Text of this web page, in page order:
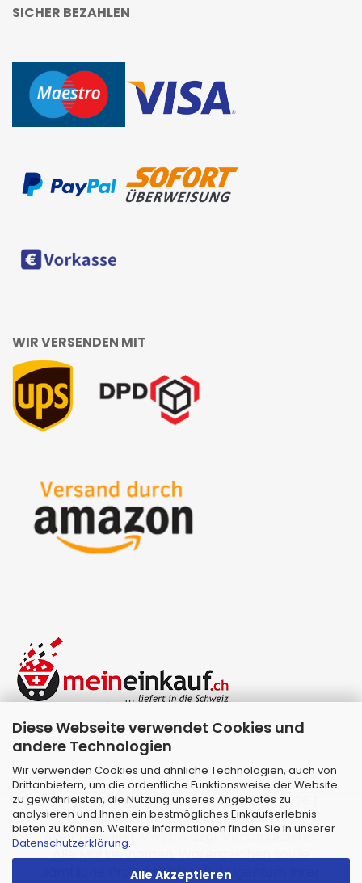
Diese Webseite verwendet Cookies und
andere Technologien
Wir verwenden Cookies und ähnliche Technologien, auch von
Drittanbietern, um die ordentliche Funktionsweise der Website
zu gewährleisten, die Nutzung unseres Angebotes zu
analysieren und Ihnen ein bestmögliches Einkaufserlebnis
bieten zu können. Weitere Informationen finden Sie in unserer
Datenschutzerklärung.
Alle Akzeptieren
SICHER BEZAHLEN
WIR VERSENDEN MIT
Webshop erstellenmit Gambio.de © 2026 |
Template vonJungCreative.
Alle Preise inkl. MwSt. & zzgl. Versandkosten
Alle Markennamen, Warenzeichen sowie
sämtliche Produktbilder sind Eigentum Ihrer